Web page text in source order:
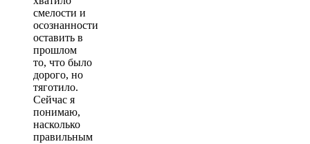
смелости и
осознанности
оставить в
прошлом
то, что было
дорого, но
тяготило.
Сейчас я
понимаю,
насколько
правильным